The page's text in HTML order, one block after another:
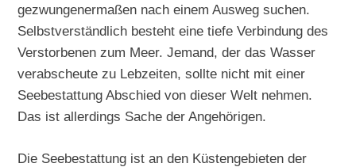
gezwungenermaßen nach einem Ausweg suchen.
Selbstverständlich besteht eine tiefe Verbindung des
Verstorbenen zum Meer. Jemand, der das Wasser
verabscheute zu Lebzeiten, sollte nicht mit einer
Seebestattung Abschied von dieser Welt nehmen.
Das ist allerdings Sache der Angehörigen.
Die Seebestattung ist an den Küstengebieten der